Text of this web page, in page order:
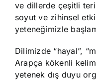
ve dillerde çeşitli
soyut ve zihinsel
yeteneğimizle
Dilimizde “hayal”,
Arapça kökenli
yetenek dış duyu